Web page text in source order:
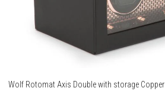
Wolf Rotomat Axis Double with storage Copper